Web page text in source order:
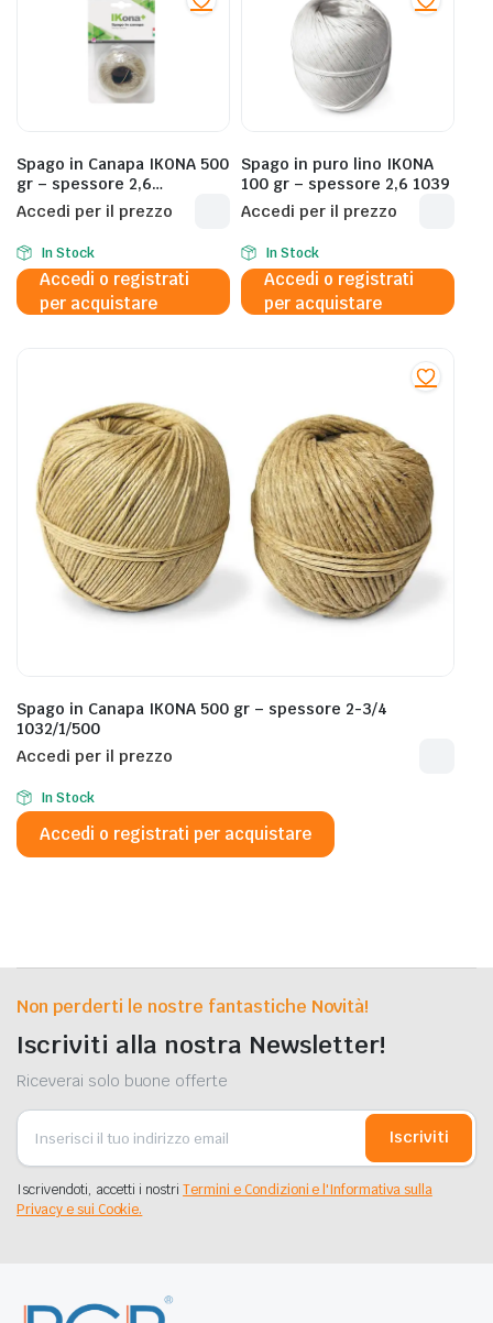
Spago in Canapa IKONA 500
gr – spessore 2,6
1032/3/500
Accedi per il prezzo
In Stock
Accedi o registrati
per acquistare
Spago in puro lino IKONA
100 gr – spessore 2,6 1039
Accedi per il prezzo
In Stock
Accedi o registrati
per acquistare
Spago in Canapa IKONA 500 gr – spessore 2-3/4
1032/1/500
Accedi per il prezzo
In Stock
Accedi o registrati per acquistare
Non perderti le nostre fantastiche Novità!
Iscriviti alla nostra Newsletter!
Riceverai solo buone offerte
Iscriviti
Iscrivendoti, accetti i nostriTermini e Condizioni e l'Informativa sulla
Privacy e sui Cookie.